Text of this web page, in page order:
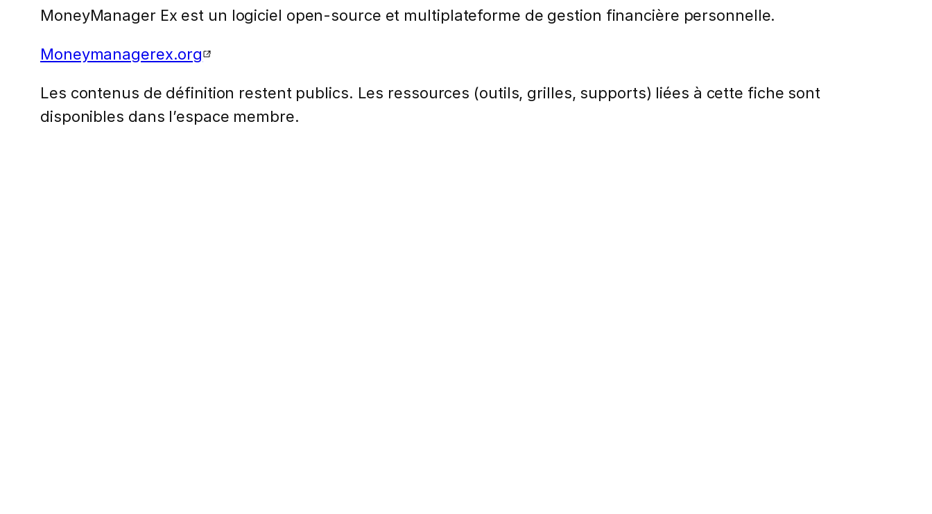
MoneyManager Ex est un logiciel open-source et multiplateforme de gestion financière personnelle.
Moneymanagerex.org
Les contenus de définition restent publics. Les ressources (outils, grilles, supports) liées à cette fiche sont
disponibles dans l’espace membre.